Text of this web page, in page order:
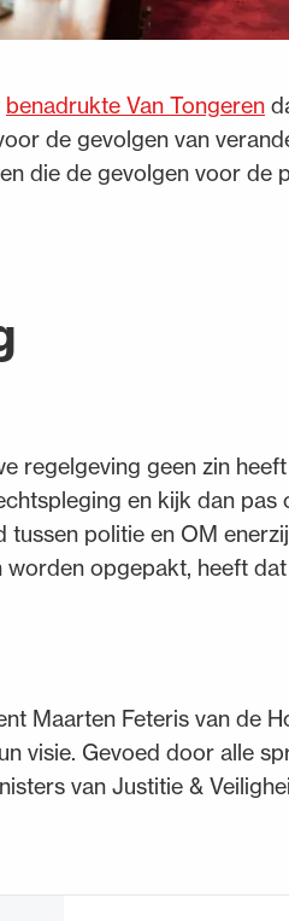
benadrukte Van Tongeren
de gevolgen van
die de gevolgen voor de
regelgeving geen zin
en kijk dan pas
tussen politie en OM
worden opgepakt, heeft
Maarten Feteris van de
visie. Gevoed door alle
van Justitie &